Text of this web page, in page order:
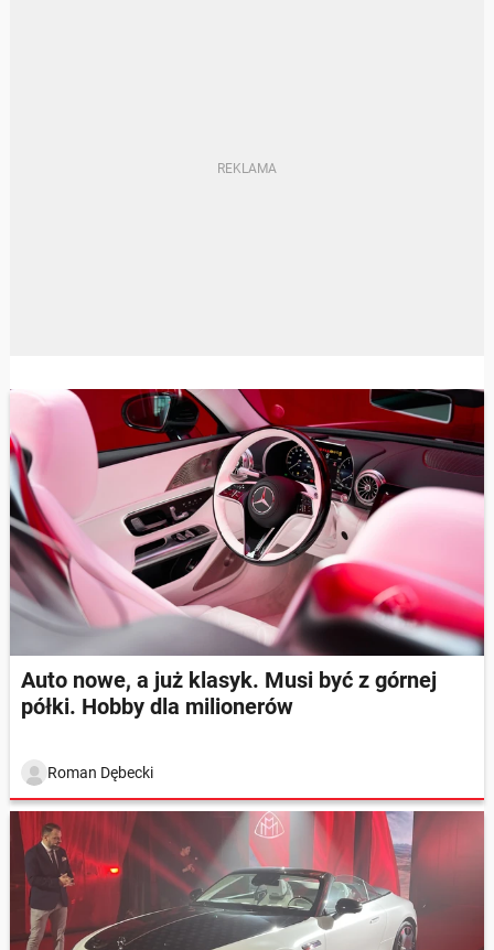
Auto nowe, a już klasyk. Musi być z górnej
półki. Hobby dla milionerów
Roman Dębecki